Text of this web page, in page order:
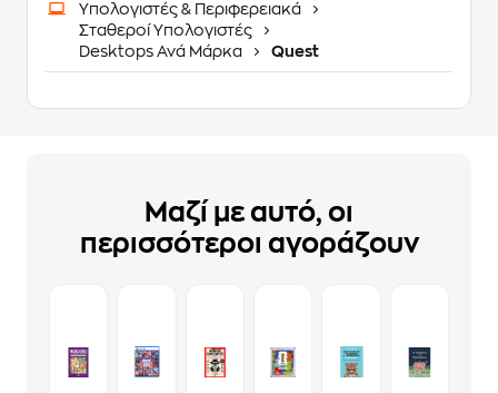
Υπολογιστές & Περιφερειακά
Σταθεροί Υπολογιστές
Desktops Ανά Μάρκα
Quest
Μαζί με αυτό, οι
περισσότεροι αγοράζουν